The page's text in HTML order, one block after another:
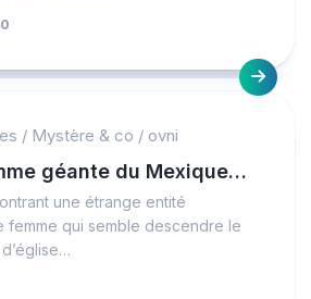
/ Mystère & co / ovni
géante du Mexique…
une étrange entité
femme qui semble descendre le